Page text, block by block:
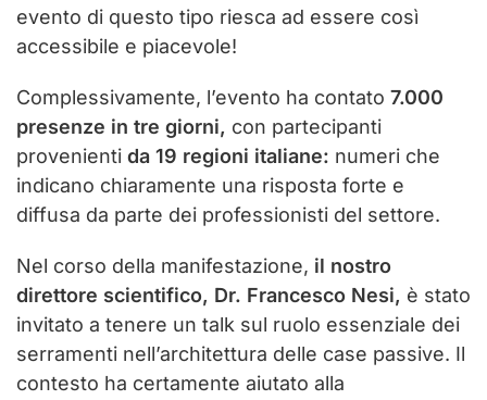
evento di questo tipo riesca ad essere così
accessibile e piacevole!
Complessivamente, l’evento ha contato 7.000
presenze in tre giorni, con partecipanti
provenienti da 19 regioni italiane: numeri che
indicano chiaramente una risposta forte e
diffusa da parte dei professionisti del settore.
Nel corso della manifestazione, il nostro
direttore scientifico, Dr. Francesco Nesi, è stato
invitato a tenere un talk sul ruolo essenziale dei
serramenti nell’architettura delle case passive. Il
contesto ha certamente aiutato alla